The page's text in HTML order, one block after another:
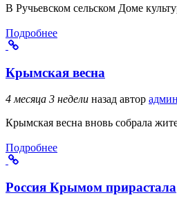
В Ручьевском сельском Доме
Подробнее
Крымская весна
4 месяца 3 недели назад автор
Крымская весна вновь собрала
Подробнее
Россия Крымом прирастала